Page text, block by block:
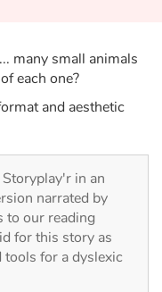
many small animals
each one?
and aesthetic
in an
narrated by
to our reading
for this story as
tools for a dyslexic